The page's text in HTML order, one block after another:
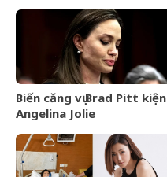
Biến căng vụ Brad Pitt kiện
Angelina Jolie